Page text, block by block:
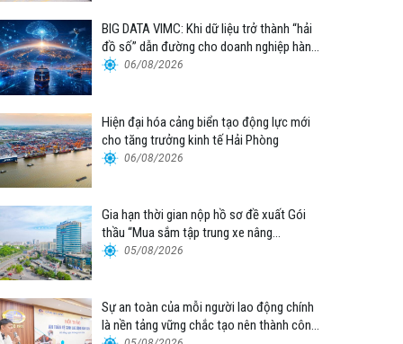
BIG DATA VIMC: Khi dữ liệu trở thành “hải
đồ số” dẫn đường cho doanh nghiệp hàng
hải 06/08/2026
Hiện đại hóa cảng biển tạo động lực mới
cho tăng trưởng kinh tế Hải Phòng
06/08/2026
Gia hạn thời gian nộp hồ sơ đề xuất Gói
thầu “Mua sắm tập trung xe nâng
container thuộc Tổng công ty Hàng hải
05/08/2026
Sự an toàn của mỗi người lao động chính
là nền tảng vững chắc tạo nên thành công